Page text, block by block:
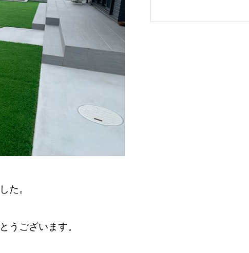
た。
うございます。